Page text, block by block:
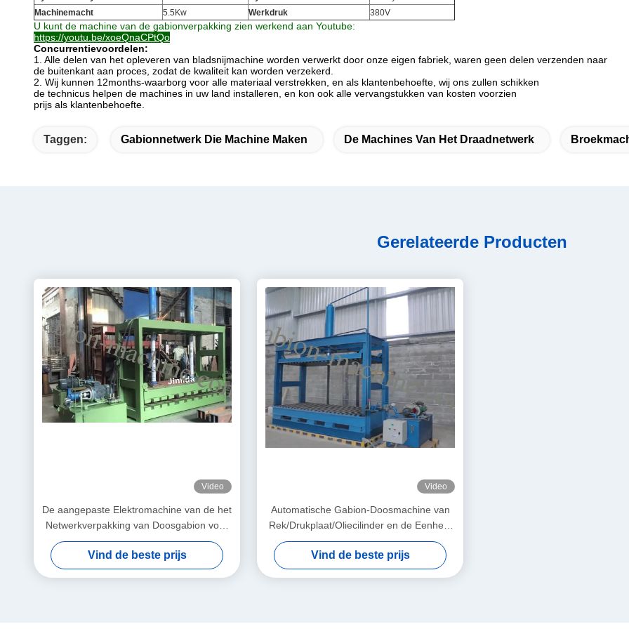
Machinemacht
5.5Kw Werkdruk 380V
U kunt de machine van de gabionverpakking zien werkend aan Youtube:
https://youtu.be/xoeQnaCPtQo
Concurrentievoordelen:
1. Alle delen van het opleveren van bladsnijmachine worden verwerkt door onze eigen fabriek, waren geen delen verzenden naar
de buitenkant aan proces, zodat de kwaliteit kan worden verzekerd.
2. Wij kunnen 12months-waarborg voor alle materiaal verstrekken, en als klantenbehoefte, wij ons zullen schikken
de technicus helpen de machines in uw land installeren, en kon ook alle vervangstukken van kosten voorzien
prijs als klantenbehoefte.
Taggen: Gabionnetwerk Die Machine Maken De Machines Van Het Draadnetwerk
Gerelateerde Producten
Video
De aangepaste Elektromachine van de het
Netwerkverpakking van Doosgabion voor
Draad het Opleveren en Pers 2x1x1m
Vind de beste prijs
Video
Automatische Gabion-Doosmachine van
Rek/Drukplaat/Oliecilinder en de Eenheid
van de Oliepomp
Vind de beste prijs